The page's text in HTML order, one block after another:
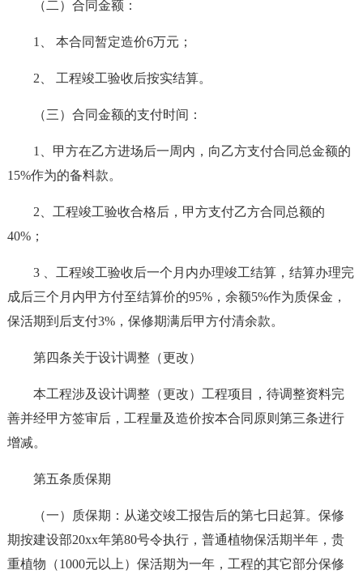
（二）合同金额：
1、 本合同暂定造价6万元；
2、 工程竣工验收后按实结算。
（三）合同金额的支付时间：
1、甲方在乙方进场后一周内，向乙方支付合同总金额的
15%作为的备料款。
2、工程竣工验收合格后，甲方支付乙方合同总额的
40%；
3 、工程竣工验收后一个月内办理竣工结算，结算办理完
成后三个月内甲方付至结算价的95%，余额5%作为质保金，
保活期到后支付3%，保修期满后甲方付清余款。
第四条关于设计调整（更改）
本工程涉及设计调整（更改）工程项目，待调整资料完
善并经甲方签审后，工程量及造价按本合同原则第三条进行
增减。
第五条质保期
（一）质保期：从递交竣工报告后的第七日起算。保修
期按建设部20xx年第80号令执行，普通植物保活期半年，贵
重植物（1000元以上）保活期为一年，工程的其它部分保修